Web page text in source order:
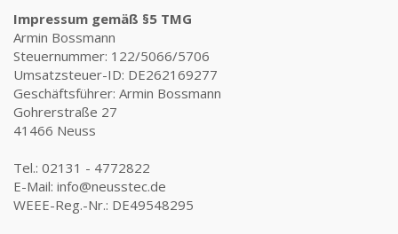
Impressum gemäß §5 TMG
Armin Bossmann
Steuernummer: 122/5066/5706
Umsatzsteuer-ID: DE262169277
Geschäftsführer: Armin Bossmann
Gohrerstraße 27
41466 Neuss
Tel.: 02131 - 4772822
E-Mail: info@neusstec.de
WEEE-Reg.-Nr.: DE49548295